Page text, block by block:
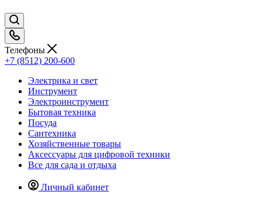
Телефоны
+7 (8512) 200-600
Электрика и свет
Инструмент
Электроинструмент
Бытовая техника
Посуда
Сантехника
Хозяйственные товары
Аксессуары для цифровой техники
Все для сада и отдыха
Личный кабинет